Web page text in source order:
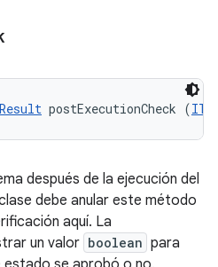
postExecutionCheck (
después de la ejecución del
debe anular este método
aquí. La
un valor boolean para